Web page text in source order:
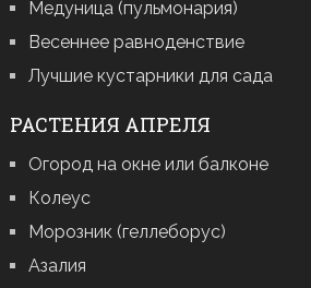
Медуница (пульмонария)
Весеннее равноденствие
Лучшие кустарники для сада
РАСТЕНИЯ АПРЕЛЯ
Огород на окне или балконе
Колеус
Морозник (геллеборус)
Азалия